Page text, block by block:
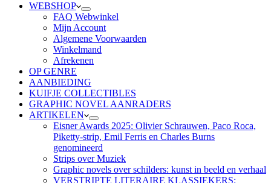
WEBSHOP
FAQ Webwinkel
Mijn Account
Algemene Voorwaarden
Winkelmand
Afrekenen
OP GENRE
AANBIEDING
KUIFJE COLLECTIBLES
GRAPHIC NOVEL AANRADERS
ARTIKELEN
Eisner Awards 2025: Olivier Schrauwen, Paco Roca,
Piketty-strip, Emil Ferris en Charles Burns
genomineerd
Strips over Muziek
Graphic novels over schilders: kunst in beeld en verhaal
VERSTRIPTE LITERAIRE KLASSIEKERS: